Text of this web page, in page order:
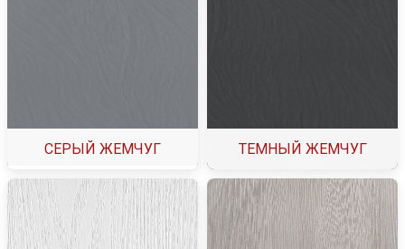
СЕРЫЙ ЖЕМЧУГ ТЕМНЫЙ ЖЕМЧУГ